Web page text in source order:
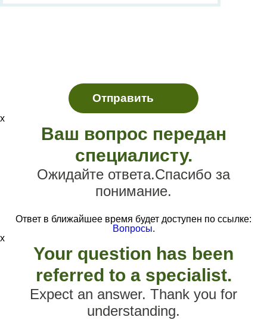
х
Ваш вопрос передан
специалисту.
Ожидайте ответа.Спасибо за
понимание.
Ответ в ближайшее время будет доступен по ссылке:
Вопросы.
х
Your question has been
referred to a specialist.
Expect an answer. Thank you for
understanding.